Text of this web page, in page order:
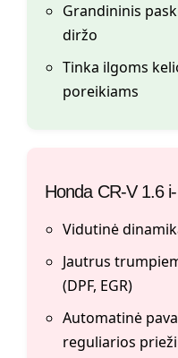
Grandininis
diržo
Tinka ilgoms
poreikiams
Honda CR-V 1.6
Vidutinė
Jautrus
(DPF, EGR)
Automatinė
reguliarios